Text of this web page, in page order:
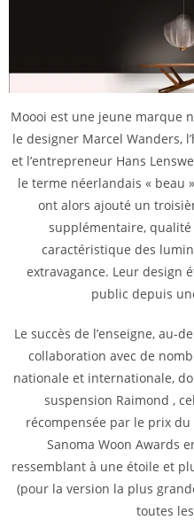
Moooi est une jeune marque
le designer Marcel Wanders,
et l’entrepreneur Hans
le terme néerlandais « beau
ont alors ajouté un
supplémentaire,
caractéristique des
extravagance. Leur design
public depuis
Le succès de l’enseigne, au-
collaboration avec de
nationale et internationale,
suspension Raimond ,
récompensée par le prix
Sanoma Woon Awards
ressemblant à une étoile et
(pour la version la plus
toutes